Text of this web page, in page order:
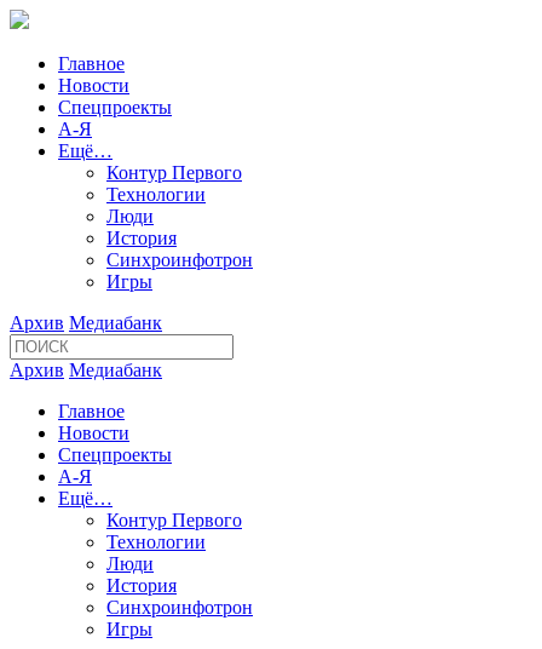
Главное
Новости
Спецпроекты
А-Я
Ещё…
Контур Первого
Технологии
Люди
История
Синхроинфотрон
Игры
Архив Медиабанк
Архив Медиабанк
Главное
Новости
Спецпроекты
А-Я
Ещё…
Контур Первого
Технологии
Люди
История
Синхроинфотрон
Игры